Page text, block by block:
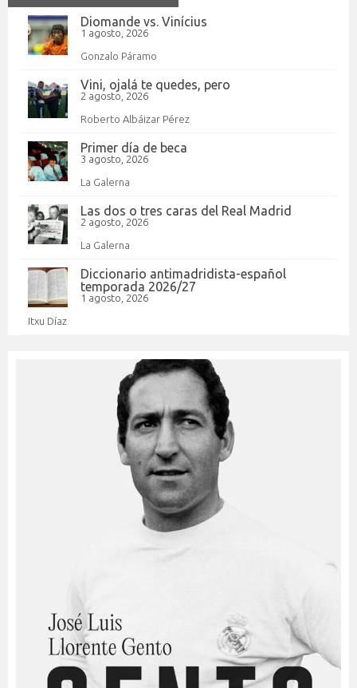
Diomande vs. Vinícius
1 agosto, 2026
Gonzalo Páramo
Vini, ojalá te quedes, pero
2 agosto, 2026
Roberto Albáizar Pérez
Primer día de beca
3 agosto, 2026
La Galerna
Las dos o tres caras del Real Madrid
2 agosto, 2026
La Galerna
Diccionario antimadridista-español
temporada 2026/27
1 agosto, 2026
Itxu Díaz